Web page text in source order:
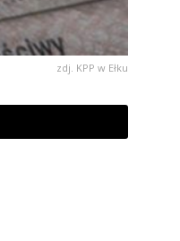
zdj. KPP w Ełku